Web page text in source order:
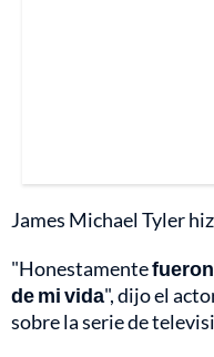
James Michael Tyler
"Honestamente
de mi vida", dijo el
sobre la serie de